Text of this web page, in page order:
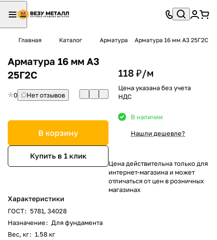
Главная Каталог Арматура Арматура 16 мм А3 25Г2С
Арматура 16 мм А3
25Г2С
0 Нет отзывов
В корзину
Купить в 1 клик
Характеристики
ГОСТ: 5781, 34028
Назначение: Для фундамента
Вес, кг: 1.58 кг
118 ₽/м
Цена указана без учета
НДС
В наличии
Нашли дешевле?
Цена действительна только для
интернет-магазина и может
отличаться от цен в розничных
магазинах